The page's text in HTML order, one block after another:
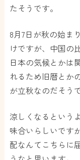
たそうです。
8月7日が秋の始ま
けですが、中国の
日本の気候とかは
れるため旧暦とか
が立秋なのだそう
涼しくなるという
味合いらしいです
配なんてこちらに